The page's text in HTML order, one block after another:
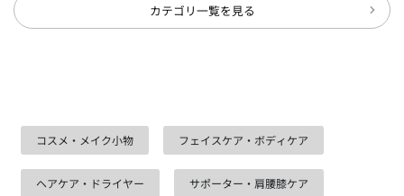
カテゴリ一覧を見る
コスメ・メイク小物 フェイスケア・ボディケア
ヘアケア・ドライヤー サポーター・肩腰膝ケア